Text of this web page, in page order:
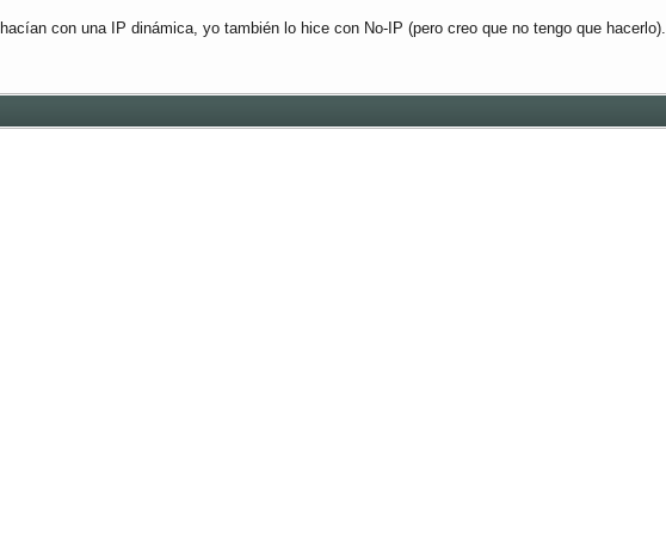
con una IP dinámica, yo también lo hice con No-IP (pero creo que no tengo que hacerlo).